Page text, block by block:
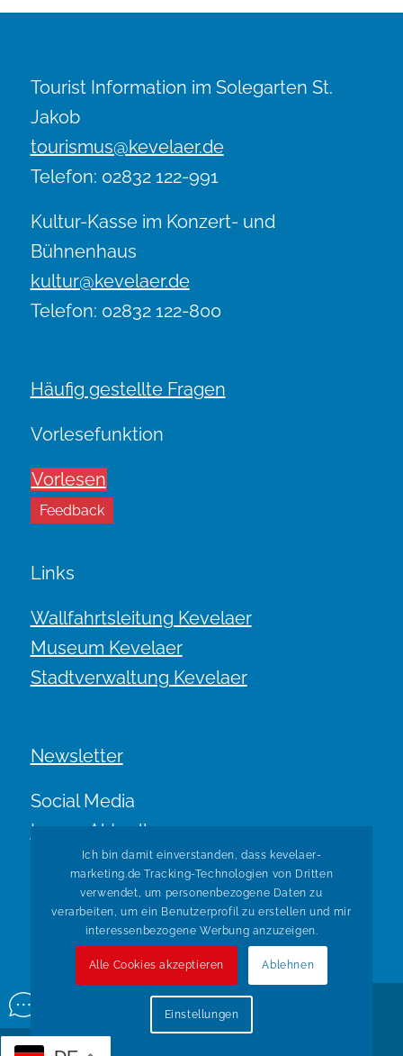
Tourist Information im Solegarten St.
Jakob
tourismus@kevelaer.de
Telefon: 02832 122-991
Kultur-Kasse im Konzert- und
Bühnenhaus
kultur@kevelaer.de
Telefon: 02832 122-800
Häufig gestellte Fragen
Vorlesefunktion
Vorlesen
Feedback
Links
Wallfahrtsleitung Kevelaer
Museum Kevelaer
Stadtverwaltung Kevelaer
Newsletter
Social Media
Immer Aktuell.
© Copyright Kevelaer Marketing. Realisiert durch
Ich bin damit einverstanden, dass kevelaer-
marketing.de Tracking-Technologien von Dritten
verwendet, um personenbezogene Daten zu
verarbeiten, um ein Benutzerprofil zu erstellen und mir
interessenbezogene Werbung anzuzeigen.
Alle Cookies akzeptieren Ablehnen
Einstellungen